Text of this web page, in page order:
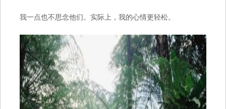
我一点也不思念他们。实际上，我的心情更轻松。